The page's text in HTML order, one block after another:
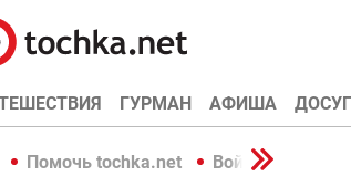
ГУРМАН АФИША ДОСУГ
Помочь tochka.net Война в Украине